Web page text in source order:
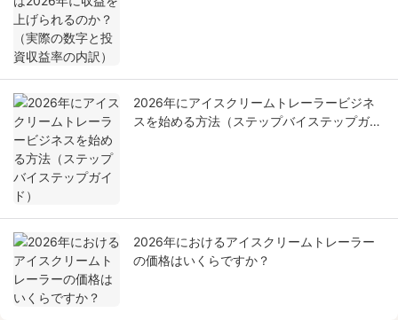
2026年にアイスクリームトレーラービジネ
スを始める方法（ステップバイステップガイ
2026年におけるアイスクリームトレーラー
の価格はいくらですか？